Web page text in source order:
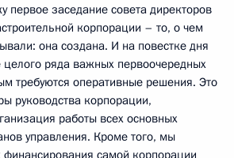
первое заседание совета директоров
корпорации – то, о чем
она создана. И на повестке дня
целого ряда важных первоочередных
требуются оперативные решения. Это
руководства корпорации,
работы всех основных
управления. Кроме того, мы
самой корпорации